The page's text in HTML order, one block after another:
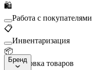
🛍️
Работа с покупателями
📋
Инвентаризация
📦
Упаковка товаров
Бренд